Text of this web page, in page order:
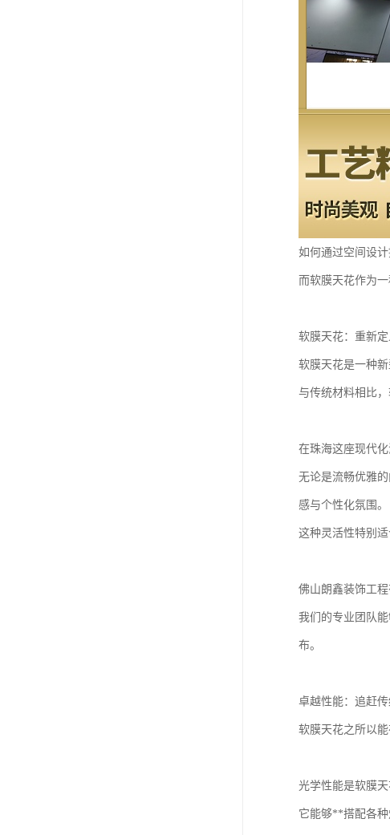
如何通过空间设
而软膜天花作为
软膜天花：重新
软膜天花是一种
与传统材料相比
在珠海这座现代
无论是流畅优雅
感与个性化氛围。
这种灵活性特别
佛山朗鑫装饰工
我们的专业团队
布。
卓越性能：追赶
软膜天花之所以
光学性能是软膜天
它能够**搭配各种